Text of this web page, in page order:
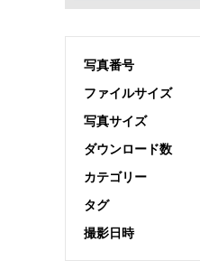
写真番号
ファイルサイズ
写真サイズ
ダウンロード数
カテゴリー
タグ
撮影日時